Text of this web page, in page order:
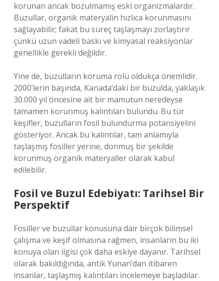
korunan ancak bozulmamış eski organizmalardır.
Buzullar, organik materyalin hızlıca korunmasını
sağlayabilir; fakat bu süreç taşlaşmayı zorlaştırır
çünkü uzun vadeli baskı ve kimyasal reaksiyonlar
genellikle gerekli değildir.
Yine de, buzulların koruma rolü oldukça önemlidir.
2000’lerin başında, Kanada’daki bir buzulda, yaklaşık
30.000 yıl öncesine ait bir mamutun neredeyse
tamamen korunmuş kalıntıları bulundu. Bu tür
keşifler, buzulların fosil bulundurma potansiyelini
gösteriyor. Ancak bu kalıntılar, tam anlamıyla
taşlaşmış fosiller yerine, donmuş bir şekilde
korunmuş organik materyaller olarak kabul
edilebilir.
Fosil ve Buzul Edebiyatı: Tarihsel Bir
Perspektif
Fosiller ve buzullar konusuna dair birçok bilimsel
çalışma ve keşif olmasına rağmen, insanların bu iki
konuya olan ilgisi çok daha eskiye dayanır. Tarihsel
olarak bakıldığında, antik Yunan’dan itibaren
insanlar, taşlaşmış kalıntıları incelemeye başladılar.